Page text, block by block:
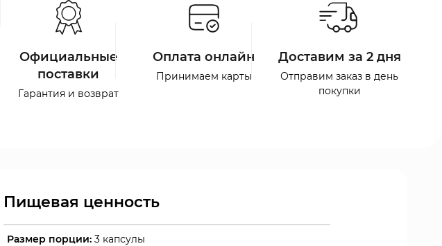
Официальные
поставки
Гарантия и возврат
Оплата онлайн
Принимаем карты
Доставим за 2 дня
Отправим заказ в день
покупки
Пищевая ценность
Размер порции: 3 капсулы